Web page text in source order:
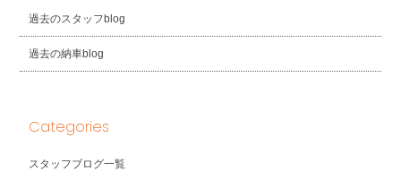
過去のスタッフblog
過去の納車blog
Categories
スタッフブログ一覧